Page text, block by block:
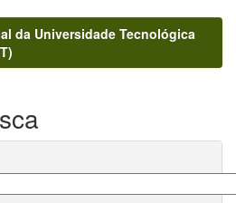
da Universidade Tecnológica